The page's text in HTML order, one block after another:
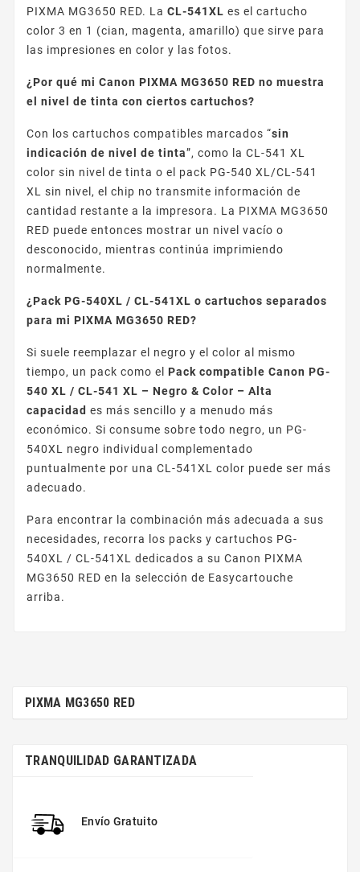
PIXMA MG3650 RED. La CL-541XL es el cartucho
color 3 en 1 (cian, magenta, amarillo) que sirve para
las impresiones en color y las fotos.
¿Por qué mi Canon PIXMA MG3650 RED no muestra
el nivel de tinta con ciertos cartuchos?
Con los cartuchos compatibles marcados “sin
indicación de nivel de tinta”, como la CL-541 XL
color sin nivel de tinta o el pack PG-540 XL/CL-541
XL sin nivel, el chip no transmite información de
cantidad restante a la impresora. La PIXMA MG3650
RED puede entonces mostrar un nivel vacío o
desconocido, mientras continúa imprimiendo
normalmente.
¿Pack PG-540XL / CL-541XL o cartuchos separados
para mi PIXMA MG3650 RED?
Si suele reemplazar el negro y el color al mismo
tiempo, un pack como el Pack compatible Canon PG-
540 XL / CL-541 XL – Negro & Color – Alta
capacidad es más sencillo y a menudo más
económico. Si consume sobre todo negro, un PG-
540XL negro individual complementado
puntualmente por una CL-541XL color puede ser más
adecuado.
Para encontrar la combinación más adecuada a sus
necesidades, recorra los packs y cartuchos PG-
540XL / CL-541XL dedicados a su Canon PIXMA
MG3650 RED en la selección de Easycartouche
arriba.
PIXMA MG3650 RED
TRANQUILIDAD GARANTIZADA
Envío Gratuito